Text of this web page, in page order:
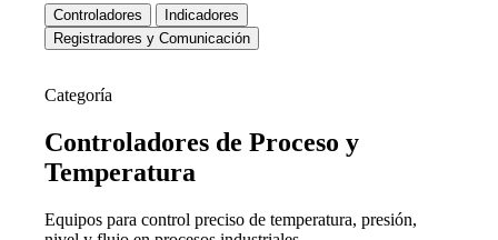
Controladores
Indicadores
Registradores y Comunicación
Categoría
Controladores de Proceso y
Temperatura
Equipos para control preciso de temperatura, presión,